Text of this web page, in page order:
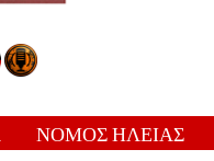
ΝΟΜΟΣ ΗΛΕΙΑΣ